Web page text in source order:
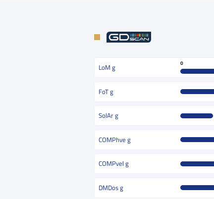
LoM g 0
FoT g
SolAr g
COMPhve g
COMPvel g
DMDos g